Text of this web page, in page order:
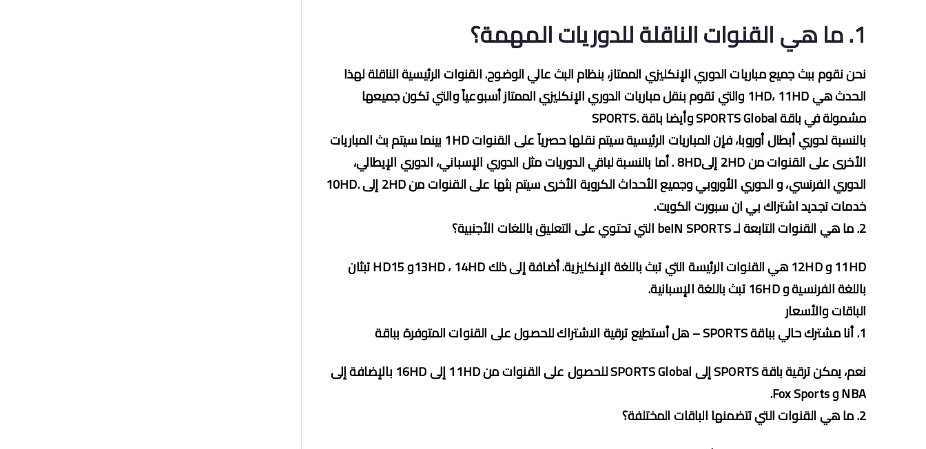
1. ما هي القنوات الناقلة للدوريات المهمة؟
نحن نقوم ببث جميع مباريات الدوري الإنكليزي الممتاز، بنظام البث عالي الوضوح. القنوات الرئيسية الناقلة لهذا
الحدث هي 1HD، 11HD والتي تقوم بنقل مباريات الدوري الإنكليزي الممتاز أسبوعياً والتي تكون جميعها
مشمولة في باقة SPORTS Global وأيضا باقة .SPORTS
بالنسبة لدوري أبطال أوروبا، فإن المباريات الرئيسية سيتم نقلها حصرياً على القنوات 1HD بينما سيتم بث المباريات
الأخرى على القنوات من 2HD إلى8HD . أما بالنسبة لباقي الدوريات مثل الدوري الإسباني، الدوري الإيطالي،
الدوري الفرنسي، و الدوري الأوروبي وجميع الأحداث الكروية الأخرى سيتم بثها على القنوات من 2HD إلى .10HD
خدمات تجديد اشتراك بي ان سبورت الكويت.
2. ما هي القنوات التابعة لـ beIN SPORTS التي تحتوي على التعليق باللغات الأجنبية؟
11HD و 12HD هي القنوات الرئيسة التي تبث باللغة الإنكليزية. أضافة إلى ذلك 13HD ، 14HDو HD15 تبثان
باللغة الفرنسية و 16HD تبث باللغة الإسبانية.
الباقات والأسعار
1. أنا مشترك حالي بباقة SPORTS – هل أستطيع ترقية الاشتراك للحصول على القنوات المتوفرة بباقة
نعم، يمكن ترقية باقة SPORTS إلى SPORTS Global للحصول على القنوات من 11HD إلى 16HD بالإضافة إلى
NBA و Fox Sports.
2. ما هي القنوات التي تتضمنها الباقات المختلفة؟